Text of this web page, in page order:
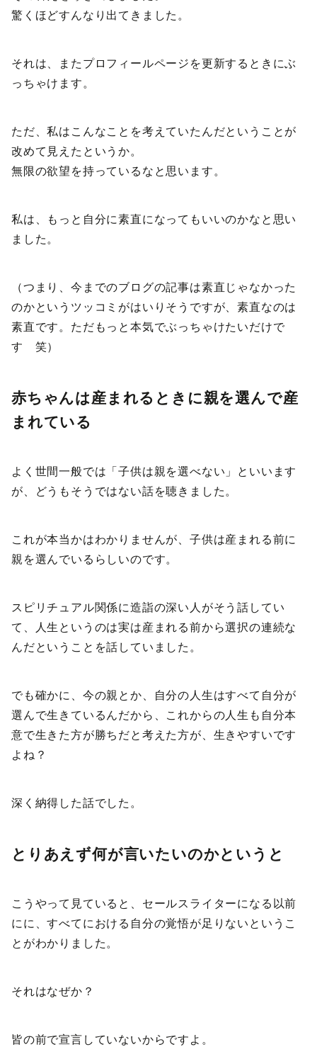
驚くほどすんなり出てきました。
それは、またプロフィールページを更新するときにぶ
っちゃけます。
ただ、私はこんなことを考えていたんだということが
改めて見えたというか。
無限の欲望を持っているなと思います。
私は、もっと自分に素直になってもいいのかなと思い
ました。
（つまり、今までのブログの記事は素直じゃなかった
のかというツッコミがはいりそうですが、素直なのは
素直です。ただもっと本気でぶっちゃけたいだけで
す 笑）
赤ちゃんは産まれるときに親を選んで産
まれている
よく世間一般では「子供は親を選べない」といいます
が、どうもそうではない話を聴きました。
これが本当かはわかりませんが、子供は産まれる前に
親を選んでいるらしいのです。
スピリチュアル関係に造詣の深い人がそう話してい
て、人生というのは実は産まれる前から選択の連続な
んだということを話していました。
でも確かに、今の親とか、自分の人生はすべて自分が
選んで生きているんだから、これからの人生も自分本
意で生きた方が勝ちだと考えた方が、生きやすいです
よね？
深く納得した話でした。
とりあえず何が言いたいのかというと
こうやって見ていると、セールスライターになる以前
にに、すべてにおける自分の覚悟が足りないというこ
とがわかりました。
それはなぜか？
皆の前で宣言していないからですよ。